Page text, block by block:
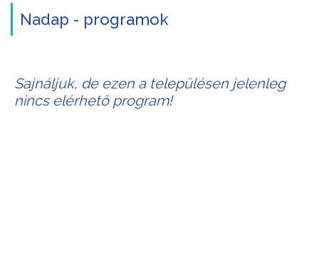
Nadap - programok
Sajnáljuk, de ezen a településen jelenleg
nincs elérhető program!